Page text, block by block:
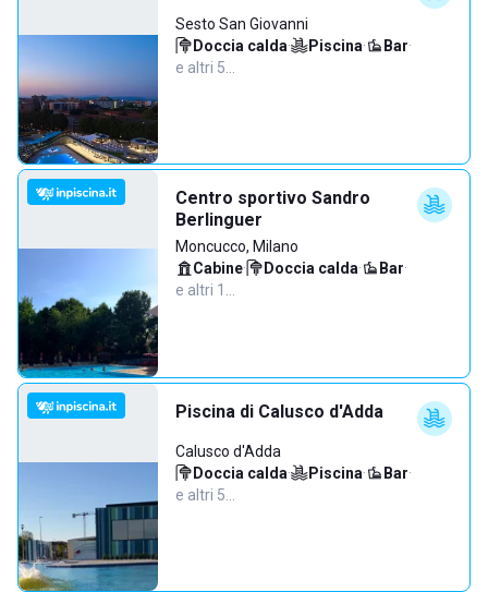
Sesto San Giovanni
Doccia calda· Piscina· Bar·
e altri 5…
Centro sportivo Sandro
Berlinguer
Moncucco, Milano
Cabine· Doccia calda· Bar·
e altri 1…
Piscina di Calusco d'Adda
Calusco d'Adda
Doccia calda· Piscina· Bar·
e altri 5…